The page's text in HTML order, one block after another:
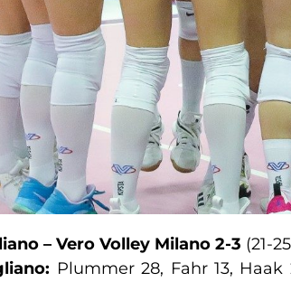
– Vero Volley Milano 2-3 (21-
Plummer 28, Fahr 13, Haak